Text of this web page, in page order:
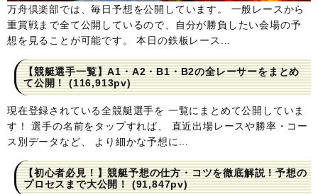
万舟倶楽部では、毎日予想を公開しています。 一般レースから
重賞戦まで全て公開しているので、自分が勝負したい会場の予
想を見ることが可能です。 本日の鉄板レース...
【競艇選手一覧】A1・A2・B1・B2の全レーサーをまとめ
て公開！(116,913pv)
現在登録されている全競艇選手を 一覧にまとめて公開していま
す！ 選手の名前をタップすれば、 直近出場レースや勝率・コー
ス別データなど、 より細かな予想に...
【初心者必見！】競艇予想の仕方・コツを徹底解説！予想の
プロセスまで大公開！(91,847pv)